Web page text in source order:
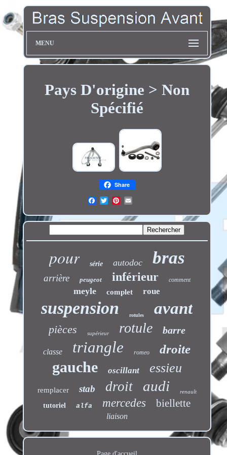
MENU
Pays D'origine > Non
Spécifié
Share
pour série autodoc bras
arrière peugeot inférieur comment
meyle complet roue
suspension rotules avant
pièces supérieur rotule barre
classe triangle romeo droite
gauche oscillant essieu
remplacer stab droit audi renault
tutoriel alfa mercedes biellette
liaison